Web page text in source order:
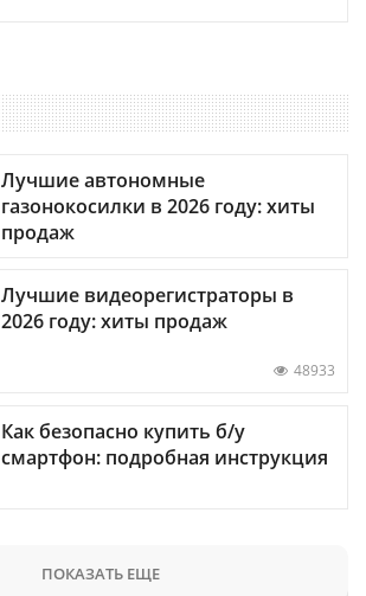
Лучшие автономные
газонокосилки в 2026 году: хиты
продаж
Лучшие видеорегистраторы в
2026 году: хиты продаж
48933
Как безопасно купить б/у
смартфон: подробная инструкция
ПОКАЗАТЬ ЕЩЕ